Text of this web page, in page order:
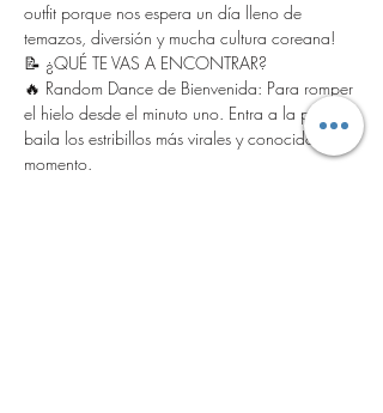
outfit porque nos espera un día lleno de
temazos, diversión y mucha cultura coreana!
​📝 ¿QUÉ TE VAS A ENCONTRAR?
​🔥 Random Dance de Bienvenida: Para romper
el hielo desde el minuto uno. Entra a la pista y
baila los estribillos más virales y conocidos del
momento.